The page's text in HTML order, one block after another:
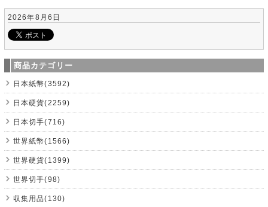
2026年8月6日
商品カテゴリー
日本紙幣(3592)
日本硬貨(2259)
日本切手(716)
世界紙幣(1566)
世界硬貨(1399)
世界切手(98)
収集用品(130)